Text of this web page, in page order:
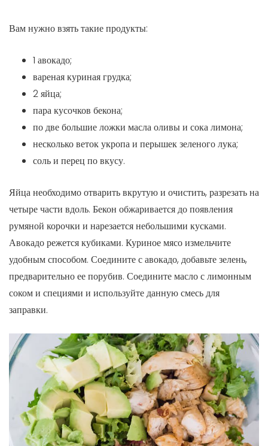
Вам нужно взять такие продукты:
1 авокадо;
вареная куриная грудка;
2 яйца;
пара кусочков бекона;
по две большие ложки масла оливы и сока лимона;
несколько веток укропа и перышек зеленого лука;
соль и перец по вкусу.
Яйца необходимо отварить вкрутую и очистить, разрезать на
четыре части вдоль. Бекон обжаривается до появления
румяной корочки и нарезается небольшими кусками.
Авокадо режется кубиками. Куриное мясо измельчите
удобным способом. Соедините с авокадо, добавьте зелень,
предварительно ее порубив. Соедините масло с лимонным
соком и специями и используйте данную смесь для
заправки.